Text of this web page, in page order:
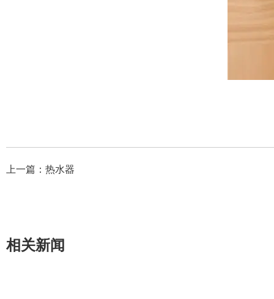
上一篇： 热水器
相关新闻